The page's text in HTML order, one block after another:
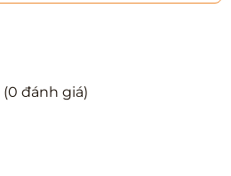
(0 đánh giá)